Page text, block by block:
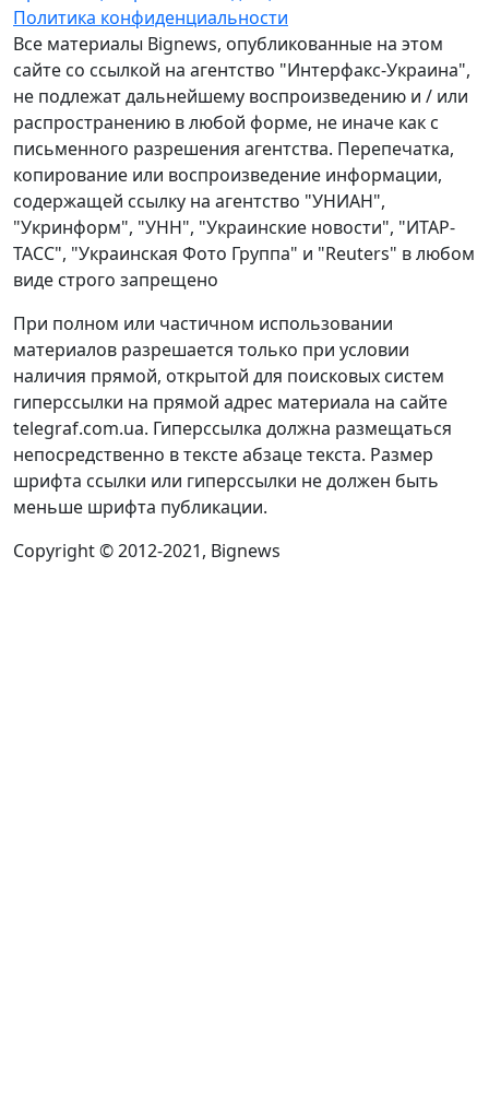
Политика конфиденциальности
Все материалы Bignews, опубликованные на этом
сайте со ссылкой на агентство "Интерфакс-Украина",
не подлежат дальнейшему воспроизведению и / или
распространению в любой форме, не иначе как с
письменного разрешения агентства. Перепечатка,
копирование или воспроизведение информации,
содержащей ссылку на агентство "УНИАН",
"Укринформ", "УНН", "Украинские новости", "ИТАР-
ТАСС", "Украинская Фото Группа" и "Reuters" в любом
виде строго запрещено
При полном или частичном использовании
материалов разрешается только при условии
наличия прямой, открытой для поисковых систем
гиперссылки на прямой адрес материала на сайте
telegraf.com.ua. Гиперссылка должна размещаться
непосредственно в тексте абзаце текста. Размер
шрифта ссылки или гиперссылки не должен быть
меньше шрифта публикации.
Copyright © 2012-2021, Bignews